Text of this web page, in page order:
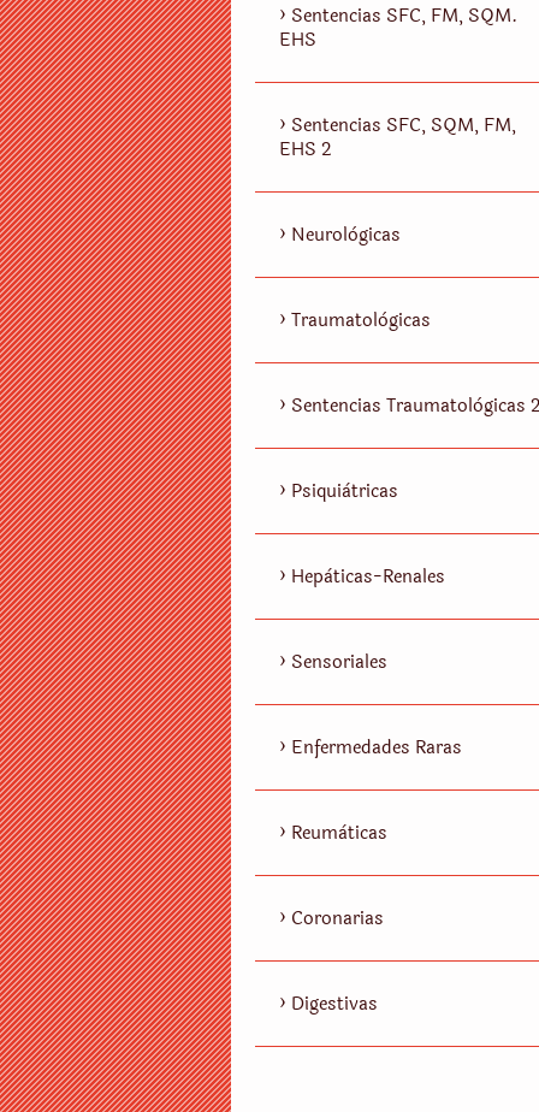
Sentencias SFC, FM, SQM.
EHS
Sentencias SFC, SQM, FM,
EHS 2
Neurològicas
Traumatològicas
Sentencias Traumatològicas
Psiquiàtricas
Hepàticas-Renales
Sensoriales
Enfermedades Raras
Reumàticas
Coronarias
Digestivas